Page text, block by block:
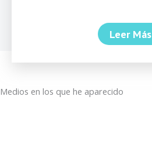
Leer Más
Medios en los que he aparecido